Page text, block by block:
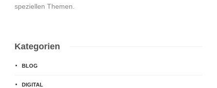
speziellen Themen.
Kategorien
BLOG
DIGITAL